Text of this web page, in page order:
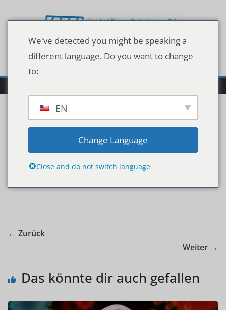
Inhalt
2020_02_24_Smile_Expo_
HAW
← Zurück
Weiter →
Das könnte dir auch gefallen
We've detected you might be speaking a
different language. Do you want to change
to:
EN
Change Language
Close and do not switch language